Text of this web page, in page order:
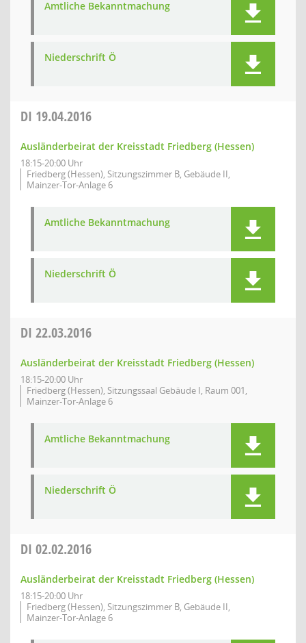
Amtliche Bekanntmachung
Niederschrift Ö
DI 19.04.2016
Ausländerbeirat der Kreisstadt Friedberg (Hessen)
18:15-20:00 Uhr
Friedberg (Hessen), Sitzungszimmer B, Gebäude II,
Mainzer-Tor-Anlage 6
Amtliche Bekanntmachung
Niederschrift Ö
DI 22.03.2016
Ausländerbeirat der Kreisstadt Friedberg (Hessen)
18:15-20:00 Uhr
Friedberg (Hessen), Sitzungssaal Gebäude I, Raum 001,
Mainzer-Tor-Anlage 6
Amtliche Bekanntmachung
Niederschrift Ö
DI 02.02.2016
Ausländerbeirat der Kreisstadt Friedberg (Hessen)
18:15-20:00 Uhr
Friedberg (Hessen), Sitzungszimmer B, Gebäude II,
Mainzer-Tor-Anlage 6